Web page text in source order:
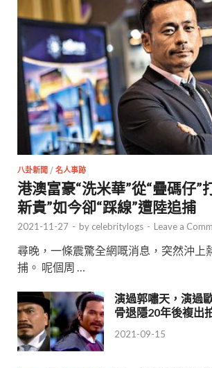
八卦新聞 / 名人事跡
港澳富豪“洗米華”從“疊碼仔”
新貴”如今卻“踩線”遭陸追捕
2021-11-27 - by celebritylogs - Leave a
尋晚，一條震驚全網嘅消息，突然沖上
捕。 呢個周 …
演過郭嘯天，演過
骨退隱20年後複出
2021-09-15